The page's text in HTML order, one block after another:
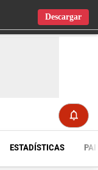
Descargar
ESTADÍSTICAS